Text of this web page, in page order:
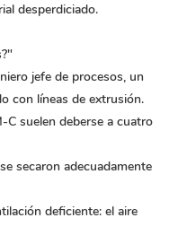
desperdiciado.
jefe de procesos, un
con líneas de extrusión.
C suelen deberse a cuatro
secaron adecuadamente
deficiente: el aire